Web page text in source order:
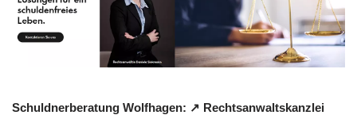
Schuldnerberatung Wolfhagen: ↗️ Rechtsanwaltskanzlei